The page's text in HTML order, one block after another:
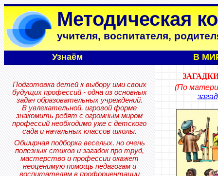
Методическая
учителя, воспитателя,
Узнаём В
Подготовка детей к выбору ими своих
будущих профессий - одна из основных
задач образовательных учреждений.
В увлекательной, игровой форме
знакомить ребят с огромным миром
профессий необходимо уже с детского
сада и начальных классов школы.
Обширная подборка веселых, но очень
полезных стихов и загадок про труд,
мастерство и профессии окажет
неоценимую помощь педагогам и
воспитателям в профориентации
(По